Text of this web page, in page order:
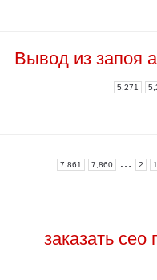
Вывод из запоя
5,271
1
2
…
7,860
7,861
заказать